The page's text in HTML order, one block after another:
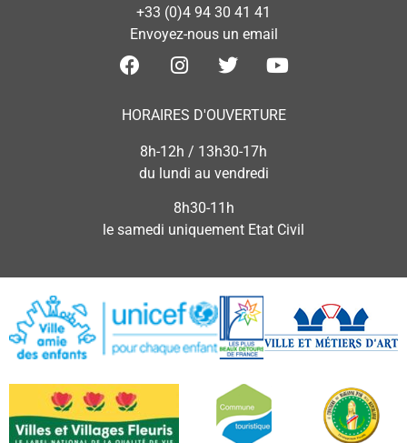
+33 (0)4 94 30 41 41
Envoyez-nous un email
HORAIRES D'OUVERTURE
8h-12h / 13h30-17h
du lundi au vendredi
8h30-11h
le samedi uniquement Etat Civil